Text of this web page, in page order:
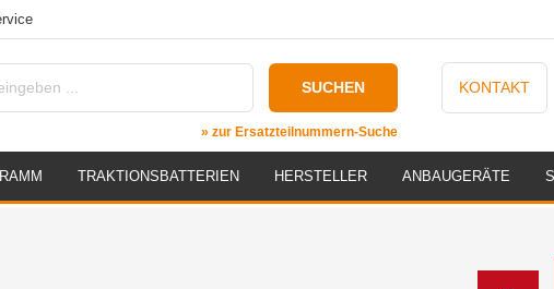
SUCHEN
» zur Ersatzteilnummern-Suche
KONTAKT
TRAKTIONSBATTERIEN HERSTELLER ANBAUGERÄTE